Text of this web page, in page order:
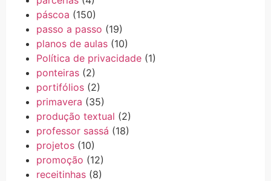
páscoa (150)
passo a passo (19)
planos de aulas (10)
Política de privacidade (1)
ponteiras (2)
portifólios (2)
primavera (35)
produção textual (2)
professor sassá (18)
projetos (10)
promoção (12)
receitinhas (8)